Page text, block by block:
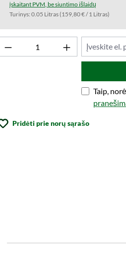
įskaitant PVM, be siuntimo išlaidų
Turinys:0.05 Litras(159,80 € / 1 Litras)
Taip,
Pridėti prie norų sąrašo